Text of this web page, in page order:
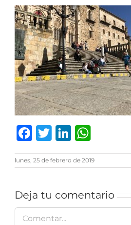
Facebook
TwitterLinkedIn
lunes, 25 de febrero de 2019
Deja tu comentario
Comentar